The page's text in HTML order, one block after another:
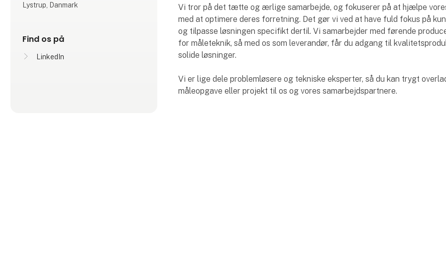
Lystrup, Danmark
Find os på
LinkedIn
Vi tror på det tætte og ærlige samarbejde, og fokuserer på at hjælpe
med at optimere deres forretning. Det gør vi ved at have fuld fokus på
og tilpasse løsningen specifikt dertil. Vi samarbejder med førende
for måleteknik, så med os som leverandør, får du adgang til
solide løsninger.
Vi er lige dele problemløsere og tekniske eksperter, så du kan trygt
måleopgave eller projekt til os og vores samarbejdspartnere.